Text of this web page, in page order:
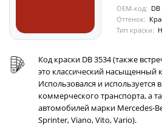
OEM-код:
Оттенок:
Тип краски:
Код краски DB 3534 (также
это классический насыщенный
Использовался и используется
коммерческого транспорта, а
автомобилей марки Mercedes-
Sprinter, Viano, Vito, Vario).